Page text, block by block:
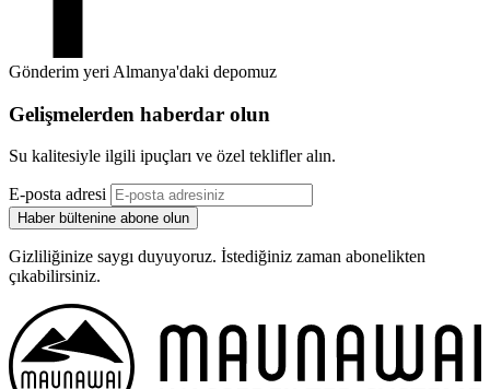
Gönderim yeri Almanya'daki depomuz
Gelişmelerden haberdar olun
Su kalitesiyle ilgili ipuçları ve özel teklifler alın.
E-posta adresi
Haber bültenine abone olun
Gizliliğinize saygı duyuyoruz. İstediğiniz zaman abonelikten
çıkabilirsiniz.